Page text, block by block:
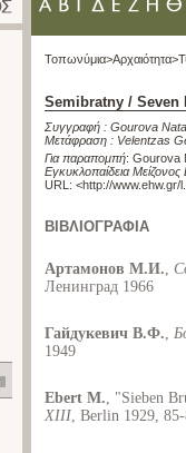
Τοπωνύμια>Αρχαιότητα>
Semibratny / Seven
Συγγραφή : Gourova
Μετάφραση : Velentzas
Για παραπομπή: Gourova
Εγκυκλοπαίδεια
URL: <http://www.ehw.gr/
ΒΙΒΛΙΟΓΡΑΦΙΑ
Артамонов М.И.,
Ленинград 1966
Гайдукевич В.Ф.,
1949
Ebert M., "Sieben
XIII, Berlin 1929,